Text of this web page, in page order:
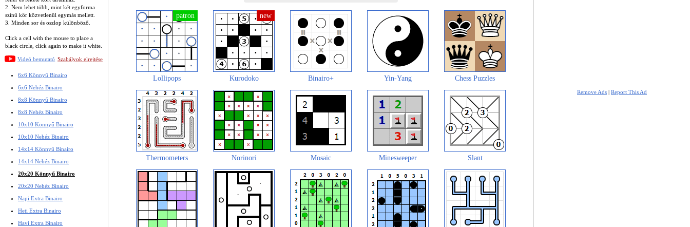
2. Nem lehet több, mint két egyforma
színű kör közvetlenül egymás mellett.
3. Minden sor és oszlop különböző.
Click a cell with the mouse to place a
black circle, click again to make it white.
Videó bemutató Szabályok elrejtése
6x6 Könnyű Binairo
6x6 Nehéz Binairo
8x8 Könnyű Binairo
8x8 Nehéz Binairo
10x10 Könnyű Binairo
10x10 Nehéz Binairo
14x14 Könnyű Binairo
14x14 Nehéz Binairo
20x20 Könnyű Binairo
20x20 Nehéz Binairo
Napi Extra Binairo
Heti Extra Binairo
Havi Extra Binairo
Lollipops Kurodoko Binairo+ Yin-Yang Chess Puzzles
Thermometers Norinori Mosaic Minesweeper Slant
Remove Ads | Report This Ad